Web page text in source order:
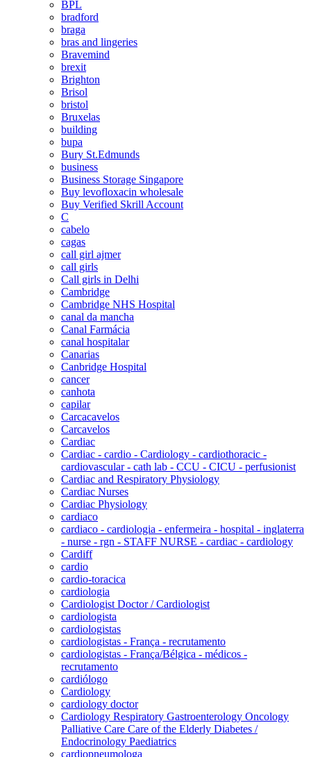
BPL
bradford
braga
bras and lingeries
Bravemind
brexit
Brighton
Brisol
bristol
Bruxelas
building
bupa
Bury St.Edmunds
business
Business Storage Singapore
Buy levofloxacin wholesale
Buy Verified Skrill Account
C
cabelo
cagas
call girl ajmer
call girls
Call girls in Delhi
Cambridge
Cambridge NHS Hospital
canal da mancha
Canal Farmácia
canal hospitalar
Canarias
Canbridge Hospital
cancer
canhota
capilar
Carcacavelos
Carcavelos
Cardiac
Cardiac - cardio - Cardiology - cardiothoracic -
cardiovascular - cath lab - CCU - CICU - perfusionist
Cardiac and Respiratory Physiology
Cardiac Nurses
Cardiac Physiology
cardiaco
cardiaco - cardiologia - enfermeira - hospital - inglaterra
- nurse - rgn - STAFF NURSE - cardiac - cardiology
Cardiff
cardio
cardio-toracica
cardiologia
Cardiologist Doctor / Cardiologist
cardiologista
cardiologistas
cardiologistas - França - recrutamento
cardiologistas - França/Bélgica - médicos -
recrutamento
cardiólogo
Cardiology
cardiology doctor
Cardiology Respiratory Gastroenterology Oncology
Palliative Care Care of the Elderly Diabetes /
Endocrinology Paediatrics
cardiopneumologa